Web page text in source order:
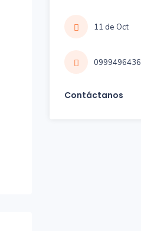
11 de Oct
0999496436
Contáctanos